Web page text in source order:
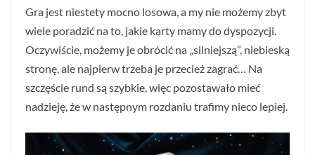
Gra jest niestety mocno losowa, a my nie możemy zbyt
wiele poradzić na to, jakie karty mamy do dyspozycji.
Oczywiście, możemy je obrócić na „silniejszą”, niebieską
stronę, ale najpierw trzeba je przecież zagrać… Na
szczęście rund są szybkie, więc pozostawało mieć
nadzieję, że w następnym rozdaniu trafimy nieco lepiej.